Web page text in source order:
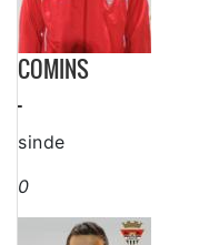
COMINS
-
sinde
0